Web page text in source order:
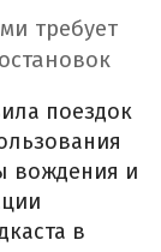
требует
поездок
вождения и
в